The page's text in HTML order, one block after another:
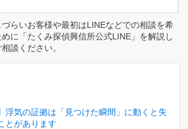
らいお客様や最初はLINEなどでの相談を希
に「たくみ探偵興信所公式LINE」を解説し
談ください。
浮気の証拠は「見つけた瞬間」に動くと失
とがあります